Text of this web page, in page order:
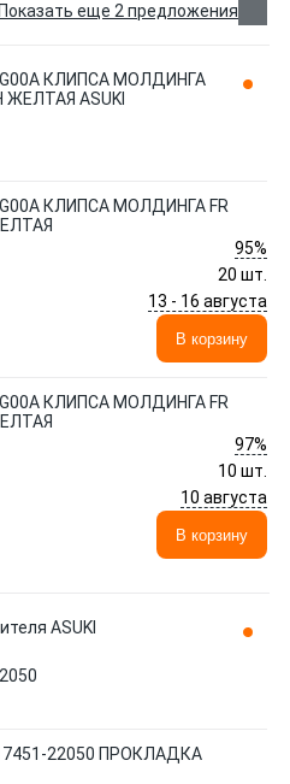
Показать еще 2 предложения
КЛИПСА МОЛДИНГА
ЖЕЛТАЯ ASUKI
КЛИПСА МОЛДИНГА FR
95%
20 шт.
13 - 16 августа
В корзину
КЛИПСА МОЛДИНГА FR
97%
10 шт.
10 августа
В корзину
ASUKI
22050 ПРОКЛАДКА